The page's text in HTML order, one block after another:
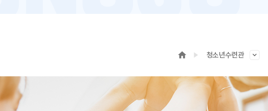
청소년수련관